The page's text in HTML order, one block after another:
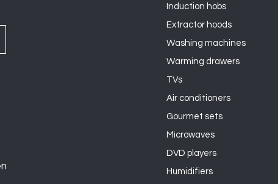
Induction hobs
Extractor hoods
Washing machines
Warming drawers
TVs
Air conditioners
Gourmet sets
Microwaves
DVD players
Humidifiers